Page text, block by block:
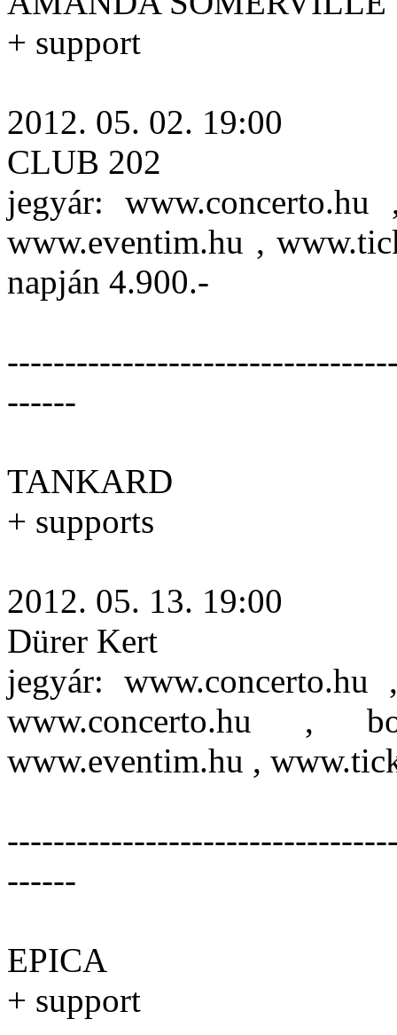
+ support
2012. 05. 02. 19:00
CLUB 202
jegyár:
www.eventim.hu ,
napján 4.900.-
------
TANKARD
+ supports
2012. 05. 13. 19:00
Dürer Kert
jegyár:
www.concerto.hu ,
www.eventim.hu ,
------
EPICA
+ support